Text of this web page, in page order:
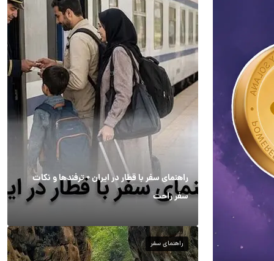
راهنمای سفر با قطار در ایران + ترفندها و نکات
سفر راحت
راهنمای سفر